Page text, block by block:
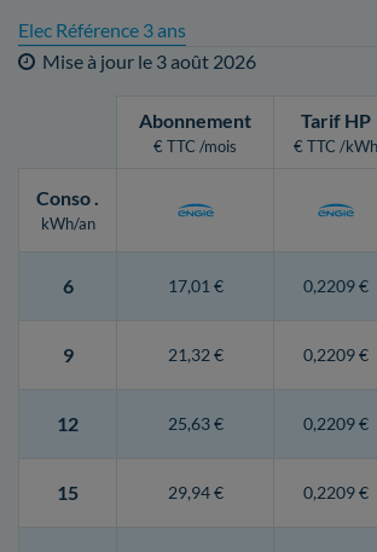
Elec Référence 3 ans
Mise à jour le 3 août 2026
Abonnement
€ TTC /mois
Tarif HP
€ TTC /kWh
Conso.
kWh/an
6 17,01 € 0,2209 €
9 21,32 € 0,2209 €
12 25,63 € 0,2209 €
15 29,94 € 0,2209 €